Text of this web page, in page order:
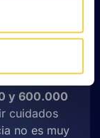
horas y
ambientales
y 600.000
cuidados
no es muy